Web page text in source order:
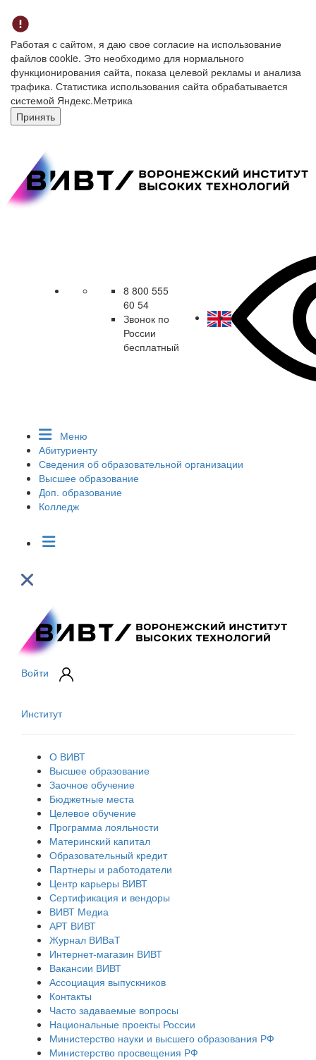
Работая с сайтом, я даю свое согласие на использование
файлов cookie. Это необходимо для нормального
функционирования сайта, показа целевой рекламы и анализа
трафика. Статистика использования сайта обрабатывается
системой Яндекс.Метрика
Принять
8 800 555
60 54
Звонок по
России
бесплатный
Меню
Абитуриенту
Сведения об образовательной организации
Высшее образование
Доп. образование
Колледж
Войти
Институт
О ВИВТ
Высшее образование
Заочное обучение
Бюджетные места
Целевое обучение
Программа лояльности
Материнский капитал
Образовательный кредит
Партнеры и работодатели
Центр карьеры ВИВТ
Сертификация и вендоры
ВИВТ Медиа
АРТ ВИВТ
Журнал ВИВаТ
Интернет-магазин ВИВТ
Вакансии ВИВТ
Ассоциация выпускников
Контакты
Часто задаваемые вопросы
Национальные проекты России
Министерство науки и высшего образования РФ
Министерство просвещения РФ